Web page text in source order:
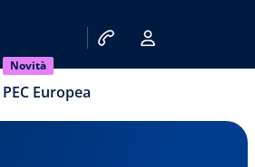
Novità
PEC Europea